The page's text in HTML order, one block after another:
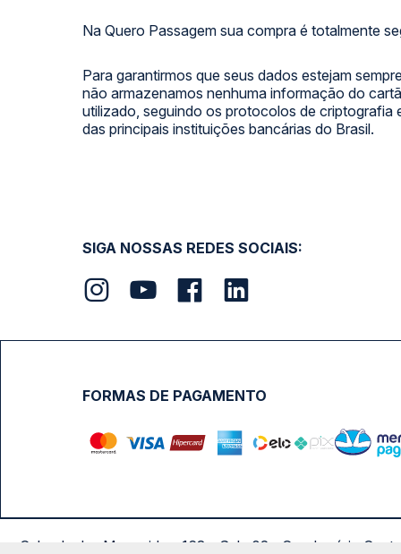
Na Quero Passagem sua compra é totalmente
Para garantirmos que seus dados estejam
não armazenamos nenhuma informação do
utilizado, seguindo os protocolos de criptografia
das principais instituições bancárias do Brasil.
SIGA NOSSAS REDES SOCIAIS:
FORMAS DE PAGAMENTO
Calçada das Margaridas, 163 - Sala 02 - Condomínio